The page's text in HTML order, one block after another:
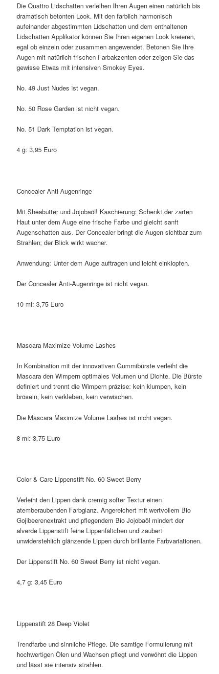
Die Quattro Lidschatten verleihen Ihren Augen einen natürlich bis
dramatisch betonten Look. Mit den farblich harmonisch
aufeinander abgestimmten Lidschatten und dem enthaltenen
Lidschatten Applikator können Sie Ihren eigenen Look kreieren,
egal ob einzeln oder zusammen angewendet. Betonen Sie Ihre
Augen mit natürlich frischen Farbakzenten oder zeigen Sie das
gewisse Etwas mit intensiven Smokey Eyes.
No. 49 Just Nudes ist vegan.
No. 50 Rose Garden ist nicht vegan.
No. 51 Dark Temptation ist vegan.
4 g: 3,95 Euro
Concealer Anti-Augenringe
Mit Sheabutter und Jojobaöl! Kaschierung: Schenkt der zarten
Haut unter dem Auge eine frische Farbe und gleicht sanft
Augenschatten aus. Der Concealer bringt die Augen sichtbar zum
Strahlen; der Blick wirkt wacher.
Anwendung: Unter dem Auge auftragen und leicht einklopfen.
Der Concealer Anti-Augenringe ist nicht vegan.
10 ml: 3,75 Euro
Mascara Maximize Volume Lashes
In Kombination mit der innovativen Gummibürste verleiht die
Mascara den Wimpern optimales Volumen und Dichte. Die Bürste
definiert und trennt die Wimpern präzise: kein klumpen, kein
bröseln, kein verkleben, kein verwischen.
Die Mascara Maximize Volume Lashes ist nicht vegan.
8 ml: 3,75 Euro
Color & Care Lippenstift No. 60 Sweet Berry
Verleiht den Lippen dank cremig softer Textur einen
atemberaubenden Farbglanz. Angereichert mit wertvollem Bio
Gojibeerenextrakt und pflegendem Bio Jojobaöl mindert der
alverde Lippenstift feine Lippenfältchen und zaubert
unwiderstehlich glänzende Lippen durch brilllante Farbvariationen.
Der Lippenstift No. 60 Sweet Berry ist nicht vegan.
4,7 g: 3,45 Euro
Lippenstift 28 Deep Violet
Trendfarbe und sinnliche Pflege. Die samtige Formulierung mit
hochwertigen Ölen und Wachsen pflegt und verwöhnt die Lippen
und lässt sie intensiv strahlen.